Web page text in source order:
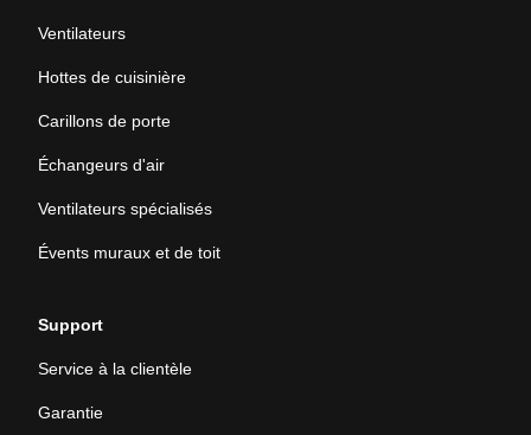
Ventilateurs
Hottes de cuisinière
Carillons de porte
Échangeurs d'air
Ventilateurs spécialisés
Évents muraux et de toit
Support
Service à la clientèle
Garantie